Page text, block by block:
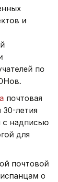
и
по
почтовая
30-летия
с надписью
для
почтовой
о